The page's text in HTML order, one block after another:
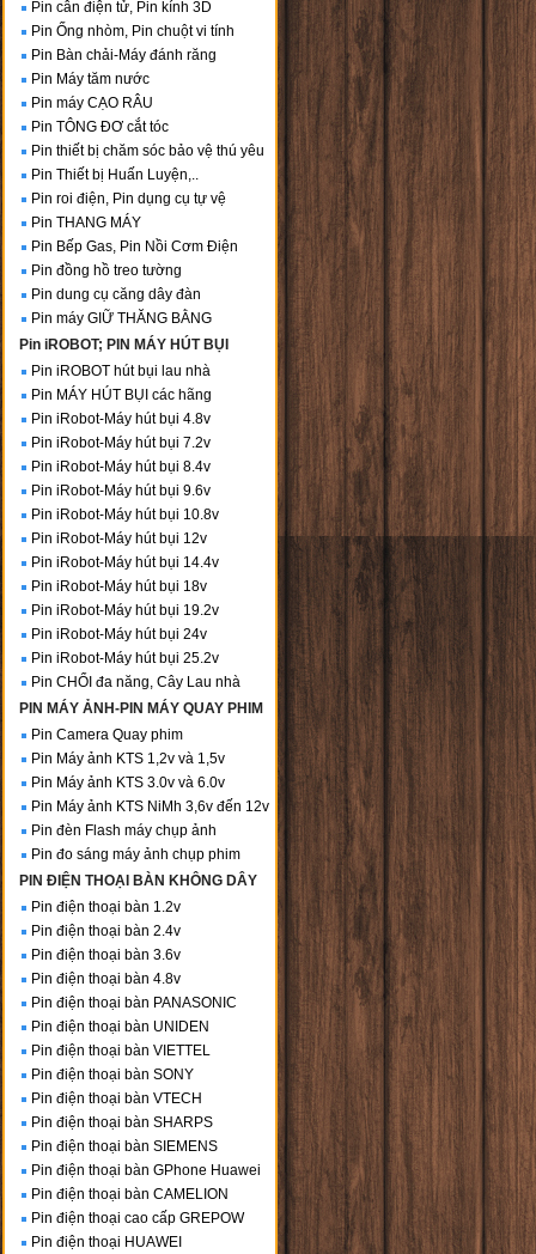
Pin cân điện tử, Pin kính 3D
Pin Ống nhòm, Pin chuột vi tính
Pin Bàn chải-Máy đánh răng
Pin Máy tăm nước
Pin máy CẠO RÂU
Pin TÔNG ĐƠ cắt tóc
Pin thiết bị chăm sóc bảo vệ thú yêu
Pin Thiết bị Huấn Luyện,..
Pin roi điện, Pin dụng cụ tự vệ
Pin THANG MÁY
Pin Bếp Gas, Pin Nồi Cơm Điện
Pin đồng hồ treo tường
Pin dung cụ căng dây đàn
Pin máy GIỮ THĂNG BẰNG
Pin iROBOT; PIN MÁY HÚT BỤI
Pin iROBOT hút bụi lau nhà
Pin MÁY HÚT BỤI các hãng
Pin iRobot-Máy hút bụi 4.8v
Pin iRobot-Máy hút bụi 7.2v
Pin iRobot-Máy hút bụi 8.4v
Pin iRobot-Máy hút bụi 9.6v
Pin iRobot-Máy hút bụi 10.8v
Pin iRobot-Máy hút bụi 12v
Pin iRobot-Máy hút bụi 14.4v
Pin iRobot-Máy hút bụi 18v
Pin iRobot-Máy hút bụi 19.2v
Pin iRobot-Máy hút bụi 24v
Pin iRobot-Máy hút bụi 25.2v
Pin CHỔI đa năng, Cây Lau nhà
PIN MÁY ẢNH-PIN MÁY QUAY PHIM
Pin Camera Quay phim
Pin Máy ảnh KTS 1,2v và 1,5v
Pin Máy ảnh KTS 3.0v và 6.0v
Pin Máy ảnh KTS NiMh 3,6v đến 12v
Pin đèn Flash máy chụp ảnh
Pin đo sáng máy ảnh chụp phim
PIN ĐIỆN THOẠI BÀN KHÔNG DÂY
Pin điện thoại bàn 1.2v
Pin điện thoại bàn 2.4v
Pin điện thoại bàn 3.6v
Pin điện thoại bàn 4.8v
Pin điện thoại bàn PANASONIC
Pin điện thoại bàn UNIDEN
Pin điện thoại bàn VIETTEL
Pin điện thoại bàn SONY
Pin điện thoại bàn VTECH
Pin điện thoại bàn SHARPS
Pin điện thoại bàn SIEMENS
Pin điện thoại bàn GPhone Huawei
Pin điện thoại bàn CAMELION
Pin điện thoại cao cấp GREPOW
Pin điện thoại HUAWEI